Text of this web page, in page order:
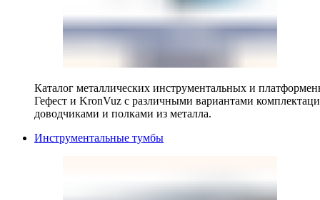
Каталог металлических инструментальных и
Гефест и KronVuz с различными вариантами
доводчиками и полками из металла.
Инструментальные тумбы